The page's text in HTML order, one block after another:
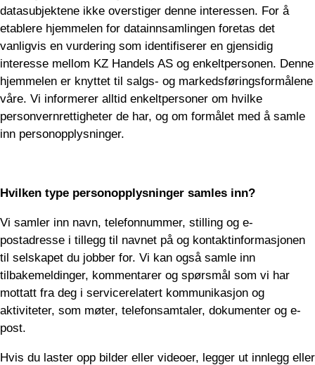
datasubjektene ikke overstiger denne interessen. For å
etablere hjemmelen for datainnsamlingen foretas det
vanligvis en vurdering som identifiserer en gjensidig
interesse mellom KZ Handels AS og enkeltpersonen. Denne
hjemmelen er knyttet til salgs- og markedsføringsformålene
våre. Vi informerer alltid enkeltpersoner om hvilke
personvernrettigheter de har, og om formålet med å samle
inn personopplysninger.
Hvilken type personopplysninger samles inn?
Vi samler inn navn, telefonnummer, stilling og e-
postadresse i tillegg til navnet på og kontaktinformasjonen
til selskapet du jobber for. Vi kan også samle inn
tilbakemeldinger, kommentarer og spørsmål som vi har
mottatt fra deg i servicerelatert kommunikasjon og
aktiviteter, som møter, telefonsamtaler, dokumenter og e-
post.
Hvis du laster opp bilder eller videoer, legger ut innlegg eller